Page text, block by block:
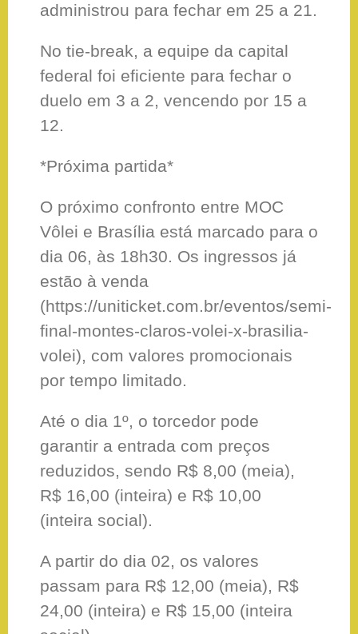
administrou para fechar em 25 a 21.
No tie-break, a equipe da capital
federal foi eficiente para fechar o
duelo em 3 a 2, vencendo por 15 a
12.
*Próxima partida*
O próximo confronto entre MOC
Vôlei e Brasília está marcado para o
dia 06, às 18h30. Os ingressos já
estão à venda
(https://uniticket.com.br/eventos/semi-
final-montes-claros-volei-x-brasilia-
volei), com valores promocionais
por tempo limitado.
Até o dia 1º, o torcedor pode
garantir a entrada com preços
reduzidos, sendo R$ 8,00 (meia),
R$ 16,00 (inteira) e R$ 10,00
(inteira social).
A partir do dia 02, os valores
passam para R$ 12,00 (meia), R$
24,00 (inteira) e R$ 15,00 (inteira